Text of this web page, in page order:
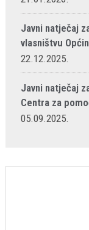
Javni natječaj
vlasništvu
22.12.2025.
Javni natječaj
Centra za
05.09.2025.